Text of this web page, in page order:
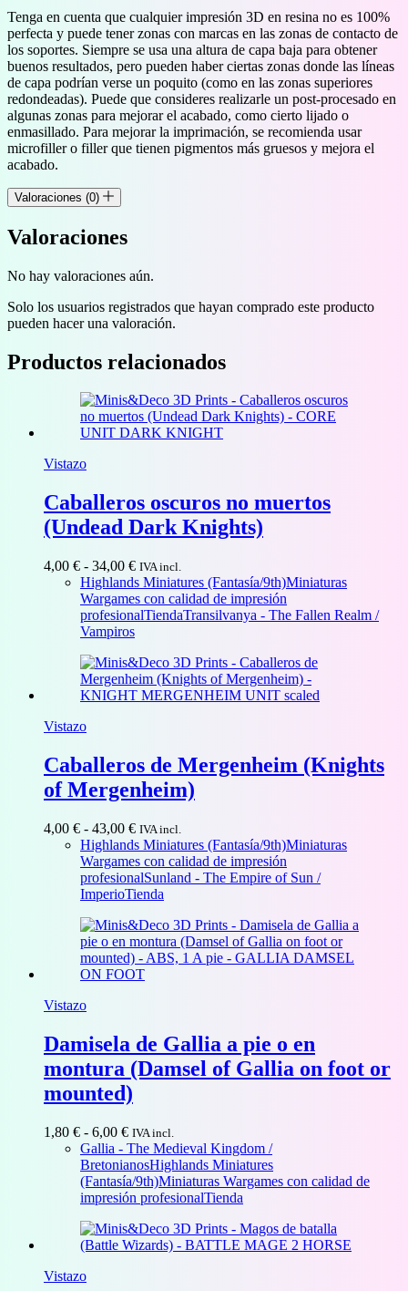
Tenga en cuenta que cualquier impresión 3D en resina no es 100%
perfecta y puede tener zonas con marcas en las zonas de contacto de
los soportes. Siempre se usa una altura de capa baja para obtener
buenos resultados, pero pueden haber ciertas zonas donde las líneas
de capa podrían verse un poquito (como en las zonas superiores
redondeadas). Puede que consideres realizarle un post-procesado en
algunas zonas para mejorar el acabado, como cierto lijado o
enmasillado. Para mejorar la imprimación, se recomienda usar
microfiller o filler que tienen pigmentos más gruesos y mejora el
acabado.
Valoraciones (0)
Valoraciones
No hay valoraciones aún.
Solo los usuarios registrados que hayan comprado este producto
pueden hacer una valoración.
Productos relacionados
Vistazo
Caballeros oscuros no muertos
(Undead Dark Knights)
4,00 € - 34,00 €Rango
de
precios:
desde
34,00 €
IVA incl.
Highlands Miniatures (Fantasía/9th)Miniaturas
Wargames con calidad de impresión
profesionalTiendaTransilvanya - The Fallen Realm /
Vampiros
Vistazo
Caballeros de Mergenheim (Knights
of Mergenheim)
4,00 € - 43,00 €Rango
de
precios:
desde
4,00 €
43,00 €
IVA incl.
Highlands Miniatures (Fantasía/9th)Miniaturas
Wargames con calidad de impresión
profesionalSunland - The Empire of Sun /
ImperioTienda
Vistazo
Damisela de Gallia a pie o en
montura (Damsel of Gallia on foot or
mounted)
1,80 € - 6,00 €Rango
de
precios:
desde
1,80 €
6,00 €
IVA incl.
Gallia - The Medieval Kingdom /
BretonianosHighlands Miniatures
(Fantasía/9th)Miniaturas Wargames con calidad de
impresión profesionalTienda
Vistazo